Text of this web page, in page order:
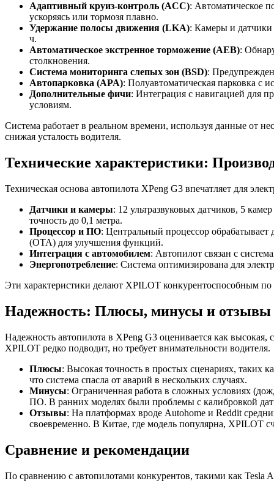
Адаптивный круиз-контроль (ACC): Автоматическое
ускоряясь или тормозя плавно.
Удержание полосы движения (LKA): Камеры и датчики
ч.
Автоматическое экстренное торможение (AEB):
столкновения.
Система мониторинга слепых зон (BSD):
Автопарковка (APA): Полуавтоматическая парковка с
Дополнительные фичи: Интеграция с навигацией для
условиям.
Система работает в реальном времени, используя данные от
снижая усталость водителя.
Технические характеристики:
Техническая основа автопилота XPeng G3 впечатляет для
Датчики и камеры: 12 ультразвуковых датчиков, 5
точность до 0,1 метра.
Процессор и ПО: Центральный процессор
(OTA) для улучшения функций.
Интеграция с автомобилем: Автопилот связан с
Энергопотребление: Система оптимизирована для
Эти характеристики делают XPILOT конкурентоспособным
Надежность: Плюсы, минусы и отзывы
Надежность автопилота в XPeng G3 оценивается как
XPILOT редко подводит, но требует внимательности водителя.
Плюсы: Высокая точность в простых сценариях, таких
что система спасла от аварий в нескольких случаях.
Минусы: Ограниченная работа в сложных условиях
ПО. В ранних моделях были проблемы с калибровкой
Отзывы: На платформах вроде Autohome и Reddit
своевременно. В Китае, где модель популярна, XPILOT
Сравнение и рекомендации
По сравнению с автопилотами конкурентов, такими как